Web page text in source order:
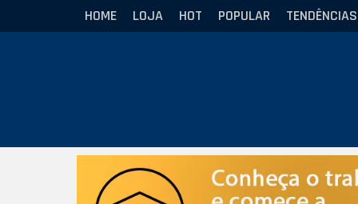
HOME LOJA HOT POPULAR TENDÊNCIAS